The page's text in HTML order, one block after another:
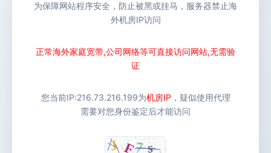
为保障网站程序安全，防止被黑或挂马，服务器禁止海
外机房IP访问
正常海外家庭宽带,公司网络等可直接访问网站,无需验
证
您当前IP:216.73.216.199为机房IP ，疑似使用代理
需要对您身份鉴定后才能访问